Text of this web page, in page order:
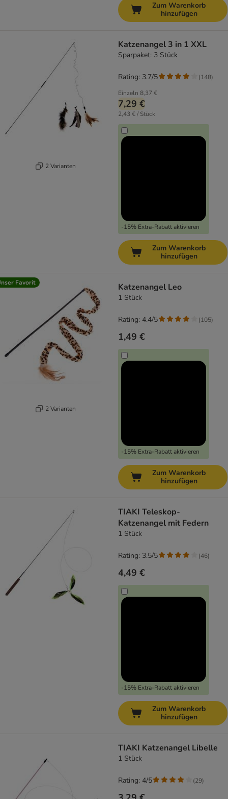
Zum Warenkorb
hinzufügen
2 Varianten
Katzenangel 3 in 1 XXL
Sparpaket: 3 Stück
Einzeln 8,37 €
7,29 €
2,43 € / Stück
-15% Extra-Rabatt aktivieren
Rating: 3.7/5 (148)
Zum Warenkorb
hinzufügen
Favorit
2 Varianten
Katzenangel Leo
1 Stück
1,49 €
-15% Extra-Rabatt aktivieren
Rating: 4.4/5 (105)
Zum Warenkorb
hinzufügen
TIAKI Teleskop-
Katzenangel mit Federn
1 Stück
4,49 €
-15% Extra-Rabatt aktivieren
Rating: 3.5/5 (46)
Zum Warenkorb
hinzufügen
TIAKI Katzenangel Libelle
1 Stück
Rating: 4/5 (29)